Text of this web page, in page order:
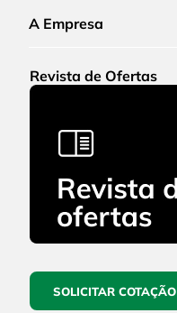
A Empresa
Revista de Ofertas
SOLICITAR COTAÇÃO